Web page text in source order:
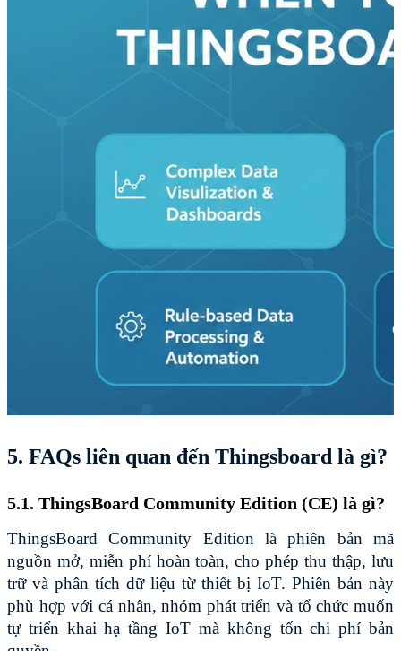
5. FAQs liên quan đến Thingsboard là gì?
5.1. ThingsBoard Community Edition (CE) là gì?
ThingsBoard Community Edition là phiên bản mã
nguồn mở, miễn phí hoàn toàn, cho phép thu thập, lưu
trữ và phân tích dữ liệu từ thiết bị IoT. Phiên bản này
phù hợp với cá nhân, nhóm phát triển và tổ chức muốn
tự triển khai hạ tầng IoT mà không tốn chi phí bản